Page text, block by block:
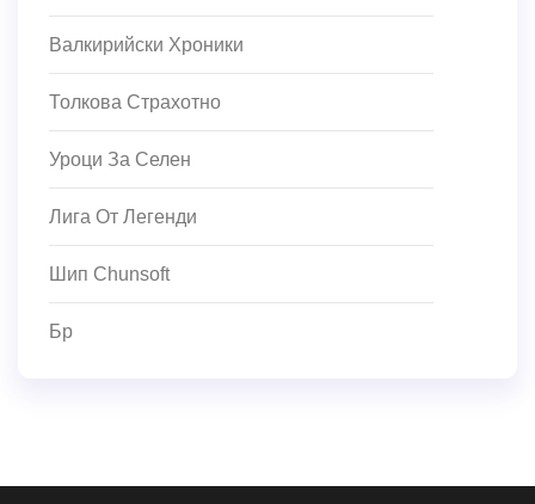
Валкирийски Хроники
Толкова Страхотно
Уроци За Селен
Лига От Легенди
Шип Chunsoft
Бр